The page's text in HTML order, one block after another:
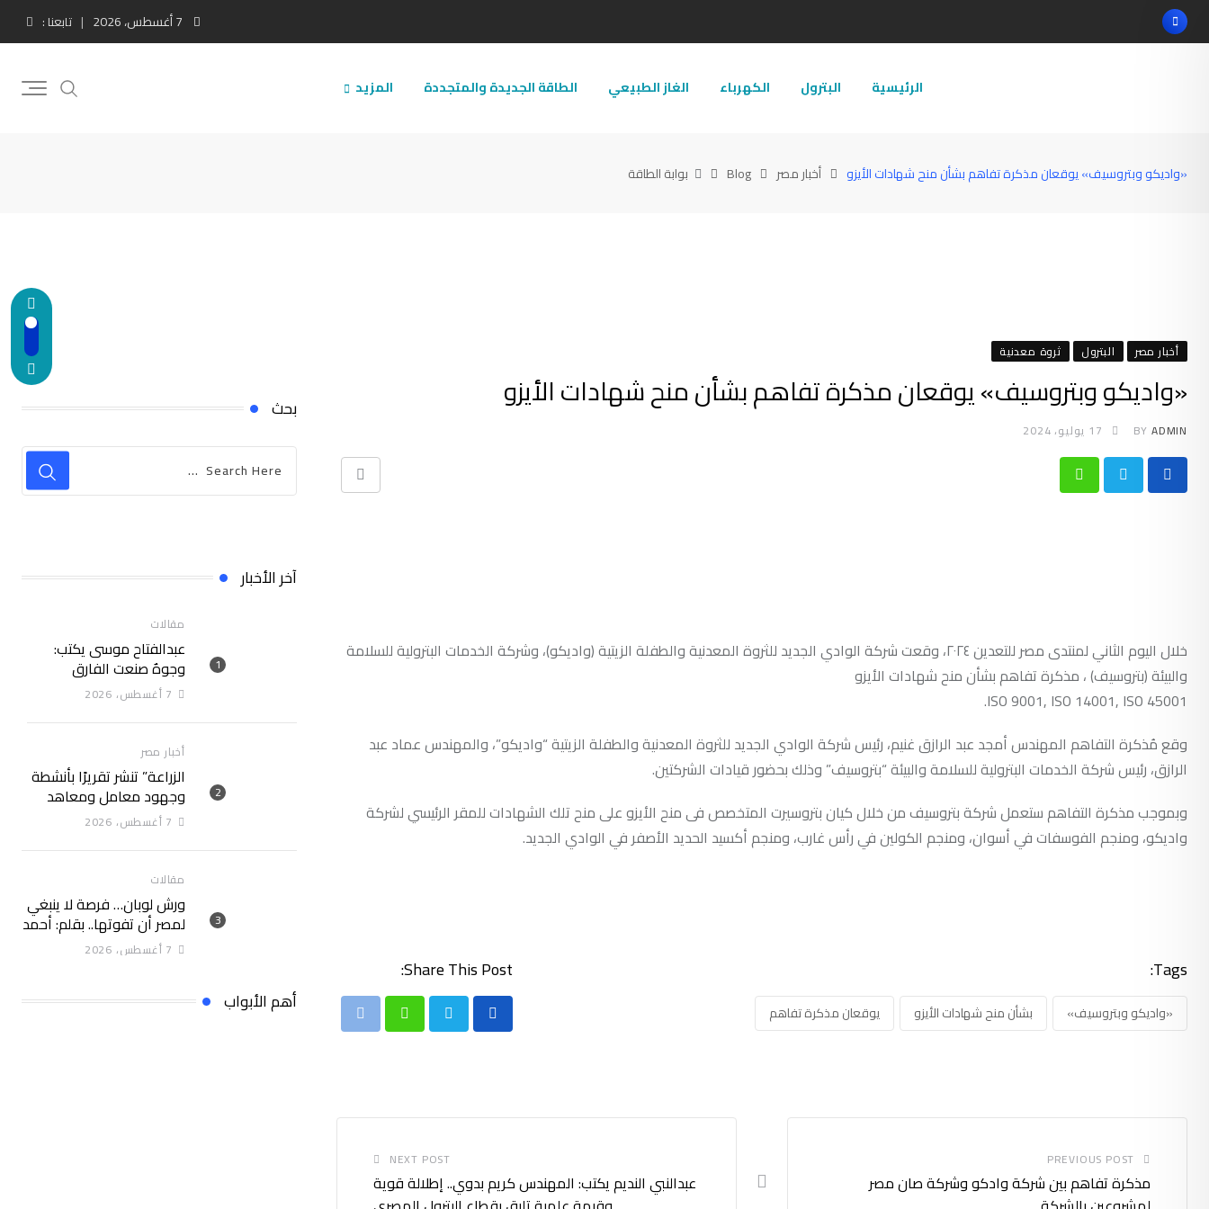
Skip
to
7 أغسطس، 2026 تابعنا :
الرئيسية البترول الكهرباء الغاز الطبيعي الطاقة الجديدة والمتجددة المزيد
«واديكو وبتروسيف» يوقعان مذكرة تفاهم بشأن منح شهادات الأيزو أخبار مصر Blog بوابة الطاقة
أخبار مصر البترول ثروة معدنية
«واديكو وبتروسيف» يوقعان مذكرة تفاهم بشأن منح شهادات الأيزو
BY ADMIN 17 يوليو، 2024
Whatsapp
Print
خلال اليوم الثاني لمنتدى مصر للتعدين ٢٠٢٤، وقعت شركة الوادي الجديد للثروة المعدنية والطفلة الزيتية (واديكو)، وشركة الخدمات البترولية للسلامة
والبيئة (بتروسيف) ، مذكرة تفاهم بشأن منح شهادات الأيزو
وقع مُذكرة التفاهم المهندس أمجد عبد الرازق غنيم، رئيس شركة الوادي الجديد للثروة المعدنية والطفلة الزيتية “واديكو”، والمهندس عماد عبد
الرازق، رئيس شركة الخدمات البترولية للسلامة والبيئة “بتروسيف” وذلك بحضور قيادات الشركتين.
وبموجب مذكرة التفاهم ستعمل شركة بتروسيف من خلال كيان بتروسيرت المتخصص فى منح الأيزو على منح تلك الشهادات للمقر الرئيسي لشركة
واديكو، ومنجم الفوسفات في أسوان، ومنجم الكولين في رأس غارب، ومنجم أكسيد الحديد الأصفر في الوادي الجديد.
Tags:
«واديكو وبتروسيف» بشأن منح شهادات الأيزو يوقعان مذكرة تفاهم
Share This Post:
Whatsapp
Print
PREVIOUS POST
مذكرة تفاهم بين شركة وادكو وشركة صان مصر
NEXT POST
عبدالنبي النديم يكتب: المهندس كريم بدوي.. إطلالة قوية
بحث
آخر الأخبار
مقالات
عبدالفتاح موسى يكتب:
وجوهٌ صنعت الفارق
7 أغسطس، 2026
أخبار مصر
الزراعة” تنشر تقريرًا بأنشطة
وجهود معامل ومعاهد
“البحوث الزراعية” خلال
الأسبوع الأول من أغسطس
2026
7 أغسطس، 2026
مقالات
ورش لوبان… فرصة لا ينبغي
لمصر أن تفوتها.. بقلم: أحمد
سلام
7 أغسطس، 2026
أهم الأبواب